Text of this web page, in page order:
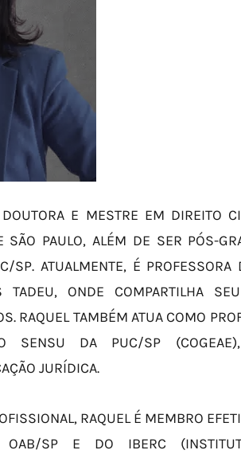
E MESTRE EM DIREITO
SÃO PAULO, ALÉM DE SER PÓS-
SP. ATUALMENTE, É
TADEU, ONDE COMPARTILHA
RAQUEL TAMBÉM ATUA COMO
SENSU DA PUC/SP
JURÍDICA.
RAQUEL É MEMBRO
OAB/SP E DO IBERC